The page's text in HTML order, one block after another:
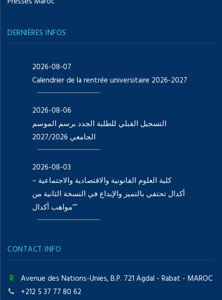
DERNIÈRES INFOS
2026-08-07
Calendrier de la rentrée universitaire 2026-2027
2026-08-06
التسجيل القبلي للطلبة الجدد برسم الموسم
الجامعي 2027/2026
2026-08-03
كلية العلوم القانونية والاقتصادية والاجتماعية –
أكدال تحتفي بالتميز والإبداع في النسخة الثانية من
“مواهب أكدال”
CONTACT INFO
Avenue des Nations-Unies, B.P. 721 Agdal - Rabat - MAROC
+212 5 37 77 80 62